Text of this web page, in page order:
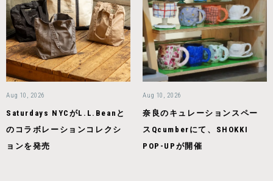
Aug 10, 2026
Saturdays NYCがL.L.Beanと
のコラボレーションコレクシ
ョンを発売
Aug 10, 2026
奈良のキュレーションスペー
スQcumberにて、SHOKKI
POP-UPが開催